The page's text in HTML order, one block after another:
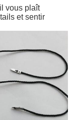
vous plaît
et sentir